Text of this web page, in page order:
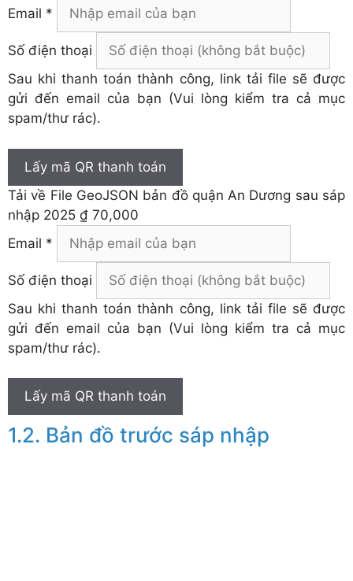
Email *
Số điện thoại
Sau khi thanh toán thành công, link tải file sẽ được
gửi đến email của bạn (Vui lòng kiểm tra cả mục
spam/thư rác).
Lấy mã QR thanh toán
Tải về File GeoJSON bản đồ quận An Dương sau sáp
nhập 2025 ₫ 70,000
Email *
Số điện thoại
Sau khi thanh toán thành công, link tải file sẽ được
gửi đến email của bạn (Vui lòng kiểm tra cả mục
spam/thư rác).
Lấy mã QR thanh toán
Bản đồ trước sáp nhập